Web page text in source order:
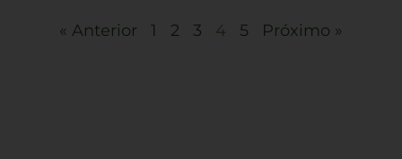
« Anterior 1 2 3 4 5 Próximo »